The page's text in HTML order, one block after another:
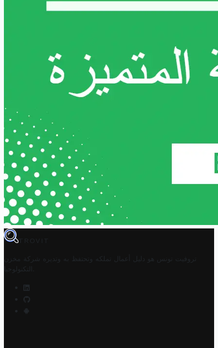
TROVIT
تروفيت تونس هو دليل أعمال تملكه وتحتفظ به وتديره
شركة مخزن
التكنولوجيا